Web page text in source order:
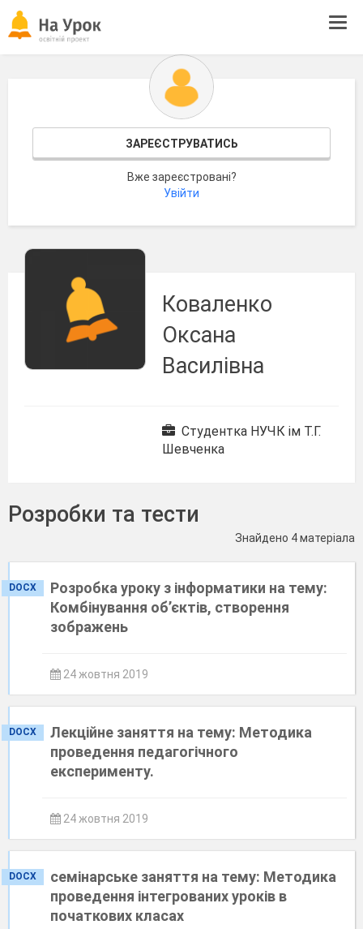
ЗАРЕЄСТРУВАТИСЬ
Вже зареєстровані?
Увійти
Коваленко
Оксана
Василівна
Студентка НУЧК ім Т.Г.
Шевченка
Розробки та тести
Знайдено 4 матеріала
DOCX
Розробка уроку з інформатики на тему:
Комбінування об’єктів, створення
зображень
24 жовтня 2019
DOCX
Лекційне заняття на тему: Методика
проведення педагогічного
експерименту.
24 жовтня 2019
DOCX
семінарське заняття на тему: Методика
проведення інтегрованих уроків в
початкових класах